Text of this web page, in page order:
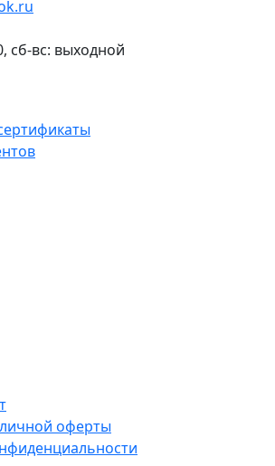
сб-вс: выходной
оферты